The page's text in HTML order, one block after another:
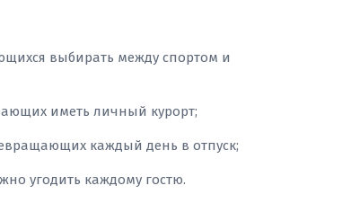
выбирать между спортом и
иметь личный курорт;
каждый день в отпуск;
угодить каждому гостю.